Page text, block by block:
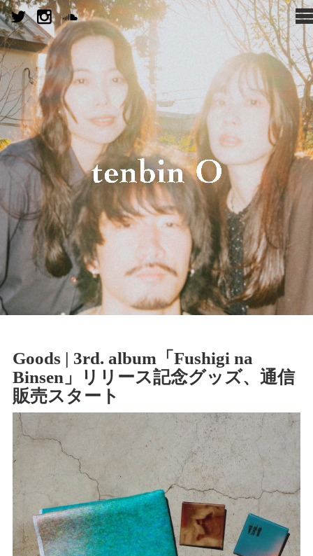
Goods | 3rd. album「Fushigi na
Binsen」リリース記念グッズ、通信
販売スタート